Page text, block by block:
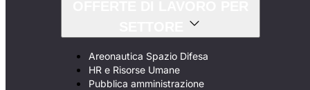
Areonautica Spazio Difesa
HR e Risorse Umane
Pubblica amministrazione